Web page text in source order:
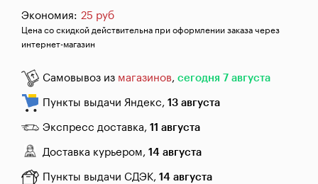
магазинов
Отследить
Заказать
звонок
Экономия: 25 руб
Цена со скидкой действительна при оформлении заказа через
интернет-магазин
Самовывоз из магазинов, сегодня 7 августа
Пункты выдачи Яндекс, 13 августа
Экспресс доставка, 11 августа
Доставка курьером, 14 августа
Пункты выдачи СДЭК, 14 августа